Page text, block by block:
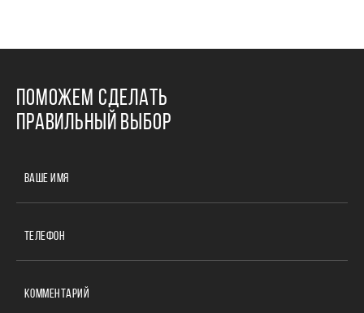
ПОМОЖЕМ СДЕЛАТЬ
ПРАВИЛЬНЫЙ ВЫБОР
ВАШЕ ИМЯ
ТЕЛЕФОН
КОММЕНТАРИЙ